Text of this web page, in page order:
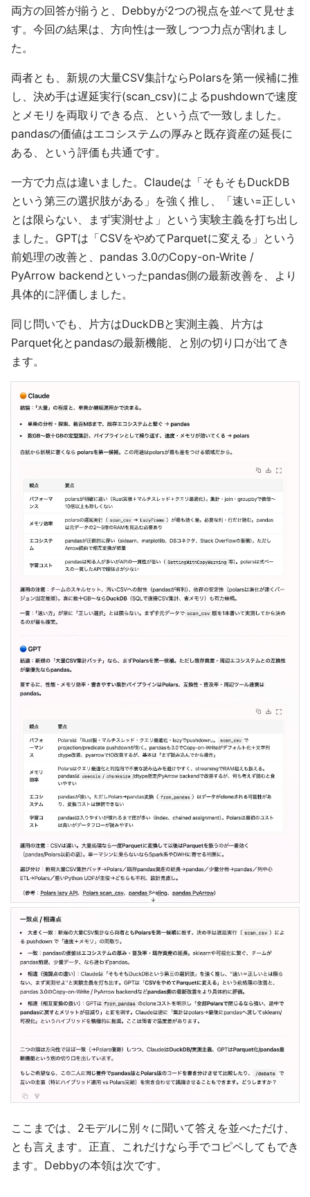
両方の回答が揃うと、Debbyが2つの視点を並べて見せま
す。今回の結果は、方向性は一致しつつ力点が割れまし
た。
両者とも、新規の大量CSV集計ならPolarsを第一候補に推
し、決め手は遅延実行(scan_csv)によるpushdownで速度
とメモリを両取りできる点、という点で一致しました。
pandasの価値はエコシステムの厚みと既存資産の延長に
ある、という評価も共通です。
一方で力点は違いました。Claudeは「そもそもDuckDB
という第三の選択肢がある」を強く推し、「速い=正しい
とは限らない、まず実測せよ」という実験主義を打ち出し
ました。GPTは「CSVをやめてParquetに変える」という
前処理の改善と、pandas 3.0のCopy-on-Write /
PyArrow backendといったpandas側の最新改善を、より
具体的に評価しました。
同じ問いでも、片方はDuckDBと実測主義、片方は
Parquet化とpandasの最新機能、と別の切り口が出てき
ます。
ここまでは、2モデルに別々に聞いて答えを並べただけ、
とも言えます。正直、これだけなら手でコピペしてもでき
ます。Debbyの本領は次です。